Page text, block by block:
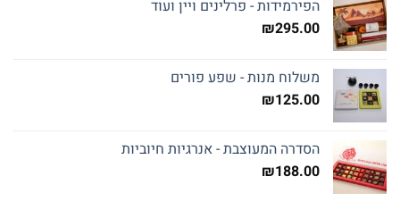
הפירמידות - פרלינים ויין ועוד
₪295.00
משלוח מנות - שפע פורים
₪125.00
הסדרה המעוצבת - אנרגיות חיוביות
₪188.00